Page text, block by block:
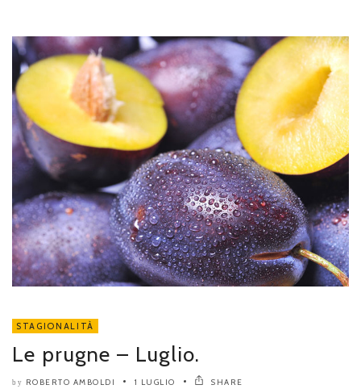
STAGIONALITÀ
Le prugne – Luglio.
by ROBERTO AMBOLDI 1 LUGLIO SHARE